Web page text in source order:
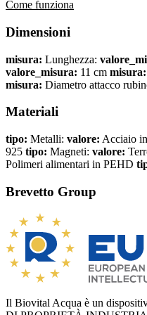
Come funziona
Dimensioni
misura: Lunghezza:
valore_misura: 11 cm misura:
misura: Diametro attacco
Materiali
tipo: Metalli: valore: Acciaio
925 tipo: Magneti: valore:
Polimeri alimentari in PEHD
Brevetto Group
Il Biovital Acqua è un